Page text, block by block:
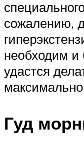
сожалению,
необходим и
удастся
Гуд